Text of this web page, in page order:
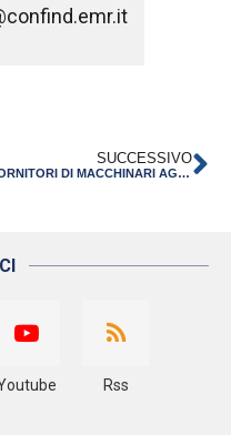
SUCCESSIVO
FORNITORI DI MACCHINARI AGRICOLI PER LA PRODUZIONE DI MELE
Rss